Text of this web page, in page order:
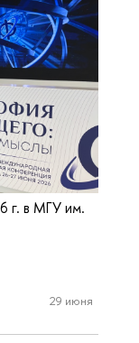
г. в МГУ им.
29 июня